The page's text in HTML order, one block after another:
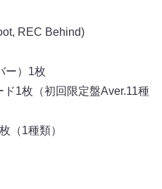
REC Behind)
ー）1枚
1枚（初回限定盤Aver.11種
（1種類）